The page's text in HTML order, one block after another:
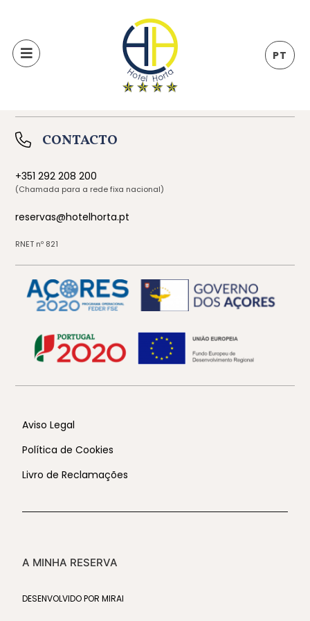
PT
Rua Marcelino Lima s/n
Portugal
CONTACTO
+351 292 208 200
(Chamada para a rede fixa nacional)
reservas@hotelhorta.pt
RNET nº 821
Aviso Legal
Política de Cookies
Livro de Reclamações
A MINHA RESERVA
DESENVOLVIDO PORMIRAI